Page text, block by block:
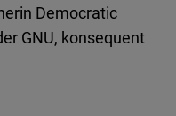
Democratic
GNU, konsequent